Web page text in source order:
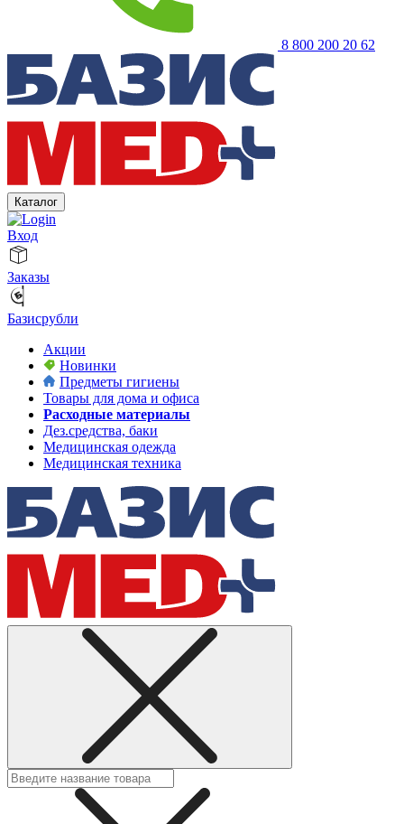
8 800 200 20 62
Каталог
Вход
Заказы
Базисрубли
Акции
Новинки
Предметы гигиены
Товары для дома и офиса
Расходные материалы
Дез.средства, баки
Медицинская одежда
Медицинская техника